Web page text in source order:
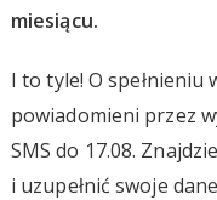
miesiącu.
I to tyle! O
powiadomieni przez
SMS do 17.08.
i uzupełnić swoje